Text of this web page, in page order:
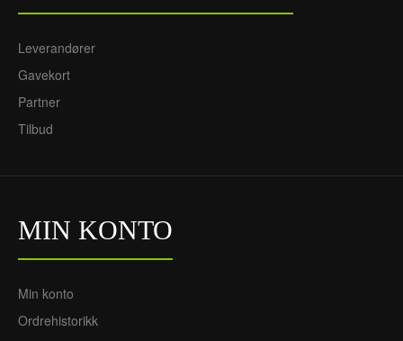
Leverandører
Gavekort
Partner
Tilbud
MIN KONTO
Min konto
Ordrehistorikk